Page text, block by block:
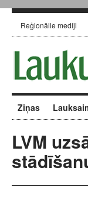
Reģionālie mediji
Ziņas
LVM